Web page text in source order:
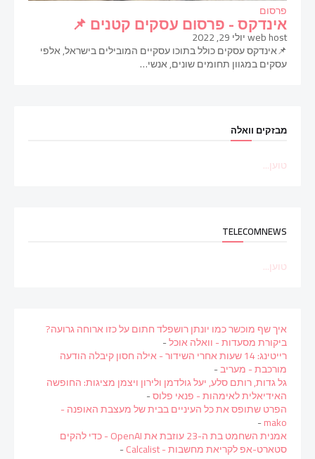
פרסום
אינדקס - פרסום עסקים קטנים 📌
web hostיולי 29, 2022
📌אינדקס עסקים כולל בתוכו עסקיים המובילים בישראל, אלפי
עסקים במגוון תחומים שונים, אנשי…
מבזקים וואלה
טוען...
TELECOMNEWS
טוען...
איך שף מוכשר כמו יונתן רושפלד חתום על כזו ארוחה גרועה?
ביקורת מסעדות - וואלה אוכל-
רייטינג: 14 שעות אחרי השידור - אילה חסון קיבלה הודעה
מורכבת - מעריב-
גל גדות, רותם סלע, יעל גולדמן ולירון ויצמן מציגות: החופשה
האידיאלית לאימהות - פנאי פלוס-
הפרט שתופס את כל העיניים בבית של מעצבת האופנה -
mako
-
אמנית השחמט בת ה-23 עוזבת את OpenAI - כדי להקים
סטארט-אפ לקריאת מחשבות - Calcalist -